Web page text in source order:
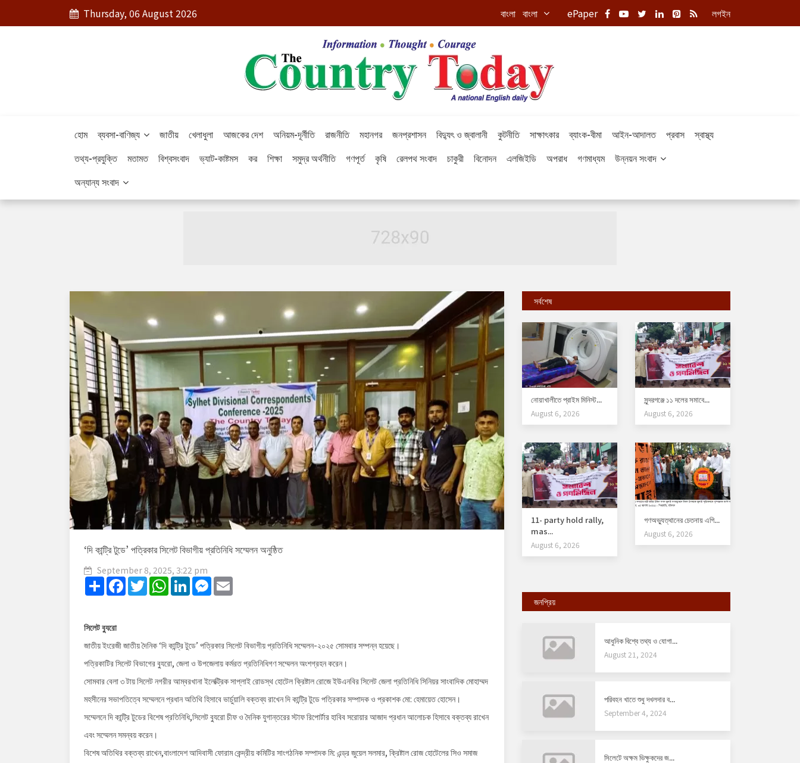
Thursday, 06 August 2026 বাংলা বাংলা ePaper লগইন
হোম ব্যবসা-বাণিজ্য জাতীয় খেলাধুলা আজকের দেশ অনিয়ম-দূর্নীতি রাজনীতি মহানগর জনপ্রশাসন বিদ্যুৎ ও জ্বালানী কুটনীতি সাক্ষাৎকার ব্যাংক-বীমা আইন-আদালত প্রবাস
স্বাস্থ্য
তথ্য-প্রযুক্তি
মতামত বিশ্বসংবাদ ভ্যাট-কাষ্টমস কর শিক্ষা সমুদ্র অর্থনীতি গণপূর্ত কৃষি রেলপথ সংবাদ চাকুরী বিনোদন এলজিইডি অপরাধ গণমাধ্যম
উন্নয়ন সংবাদ
অন্যান্য সংবাদ
‘দি কান্ট্রি টুডে’ পত্রিকার সিলেট বিভাগীয় প্রতিনিধি সম্মেলন অনুষ্ঠিত
September 8, 2025, 3:22 pm
Share FacebookTwitterWhatsAppLinkedInMessenger
সিলেট ব্যুরো
জাতীয় ইংরেজী জাতীয় দৈনিক ‘দি কান্ট্রি টুডে’ পত্রিকার সিলেট বিভাগীয় প্রতিনিধি সম্মেলন-২০২৫ সোমবার সম্পন্ন হয়েছে।
পত্রিকাটির সিলেট বিভাগের ব্যুরো, জেলা ও উপজেলায় কর্মরত প্রতিনিধিগণ সম্মেলন অংশগ্রহন করেন।
সোমবার বেলা ৩ টায় সিলেট নগরীর আম্বরখানা ইলেক্ট্রিক সাপ্লাই রোডস্থ হোটেল ক্রিষ্টাল রোজে ইউএনবির সিলেট জেলা প্রতিনিধি সিনিয়র সাংবাদিক মোহাম্মদ
মহসীনের সভাপতিত্বে সম্মেলনে প্রধান অতিথি হিসাবে ভার্চুয়ালি বক্তব্য রাখেন দি কান্ট্রি টুডে পত্রিকার সম্পাদক ও প্রকাশক মো: হেমায়েত হোসেন।
সম্মেলনে দি কান্ট্রি টুডের বিশেষ প্রতিনিধি,সিলেট ব্যুরো চীফ ও দৈনিক যুগান্তরের স্টাফ রিপোর্টার হাবিব সরোয়ার আজাদ প্রধান আলোচক হিসাবে বক্তব্য রাখেন
এবং সম্মেলন সমন্বয় করেন।
বিশেষ অতিথির বক্তব্য রাখেন,বাংলাদেশ আদিবাসী ফোরাম কেন্দ্রীয় কমিটির সাংগঠনিক সম্পাদক মি: এন্ড্র জুয়েল সলমার, ক্রিষ্টাল রোজ হোটেলের সিও সমাজ
সর্বশেষ
নোয়াখালীতে প্রাইম মিনিস্ট...
August 6, 2026
সুন্দরগঞ্জে ১১ দলের সমাবে...
August 6, 2026
11- party hold rally,
mas...
August 6, 2026
গণঅভ্যুত্থানের চেতনায় এগি...
August 6, 2026
জনপ্রিয়
আধুনিক বিশ্বে তথ্য ও যোগা...
August 21, 2024
পরিবহন খাতে শুধু দখলদার ব...
September 4, 2024
সিলেটে অক্ষম ভিক্ষুকদের জ...